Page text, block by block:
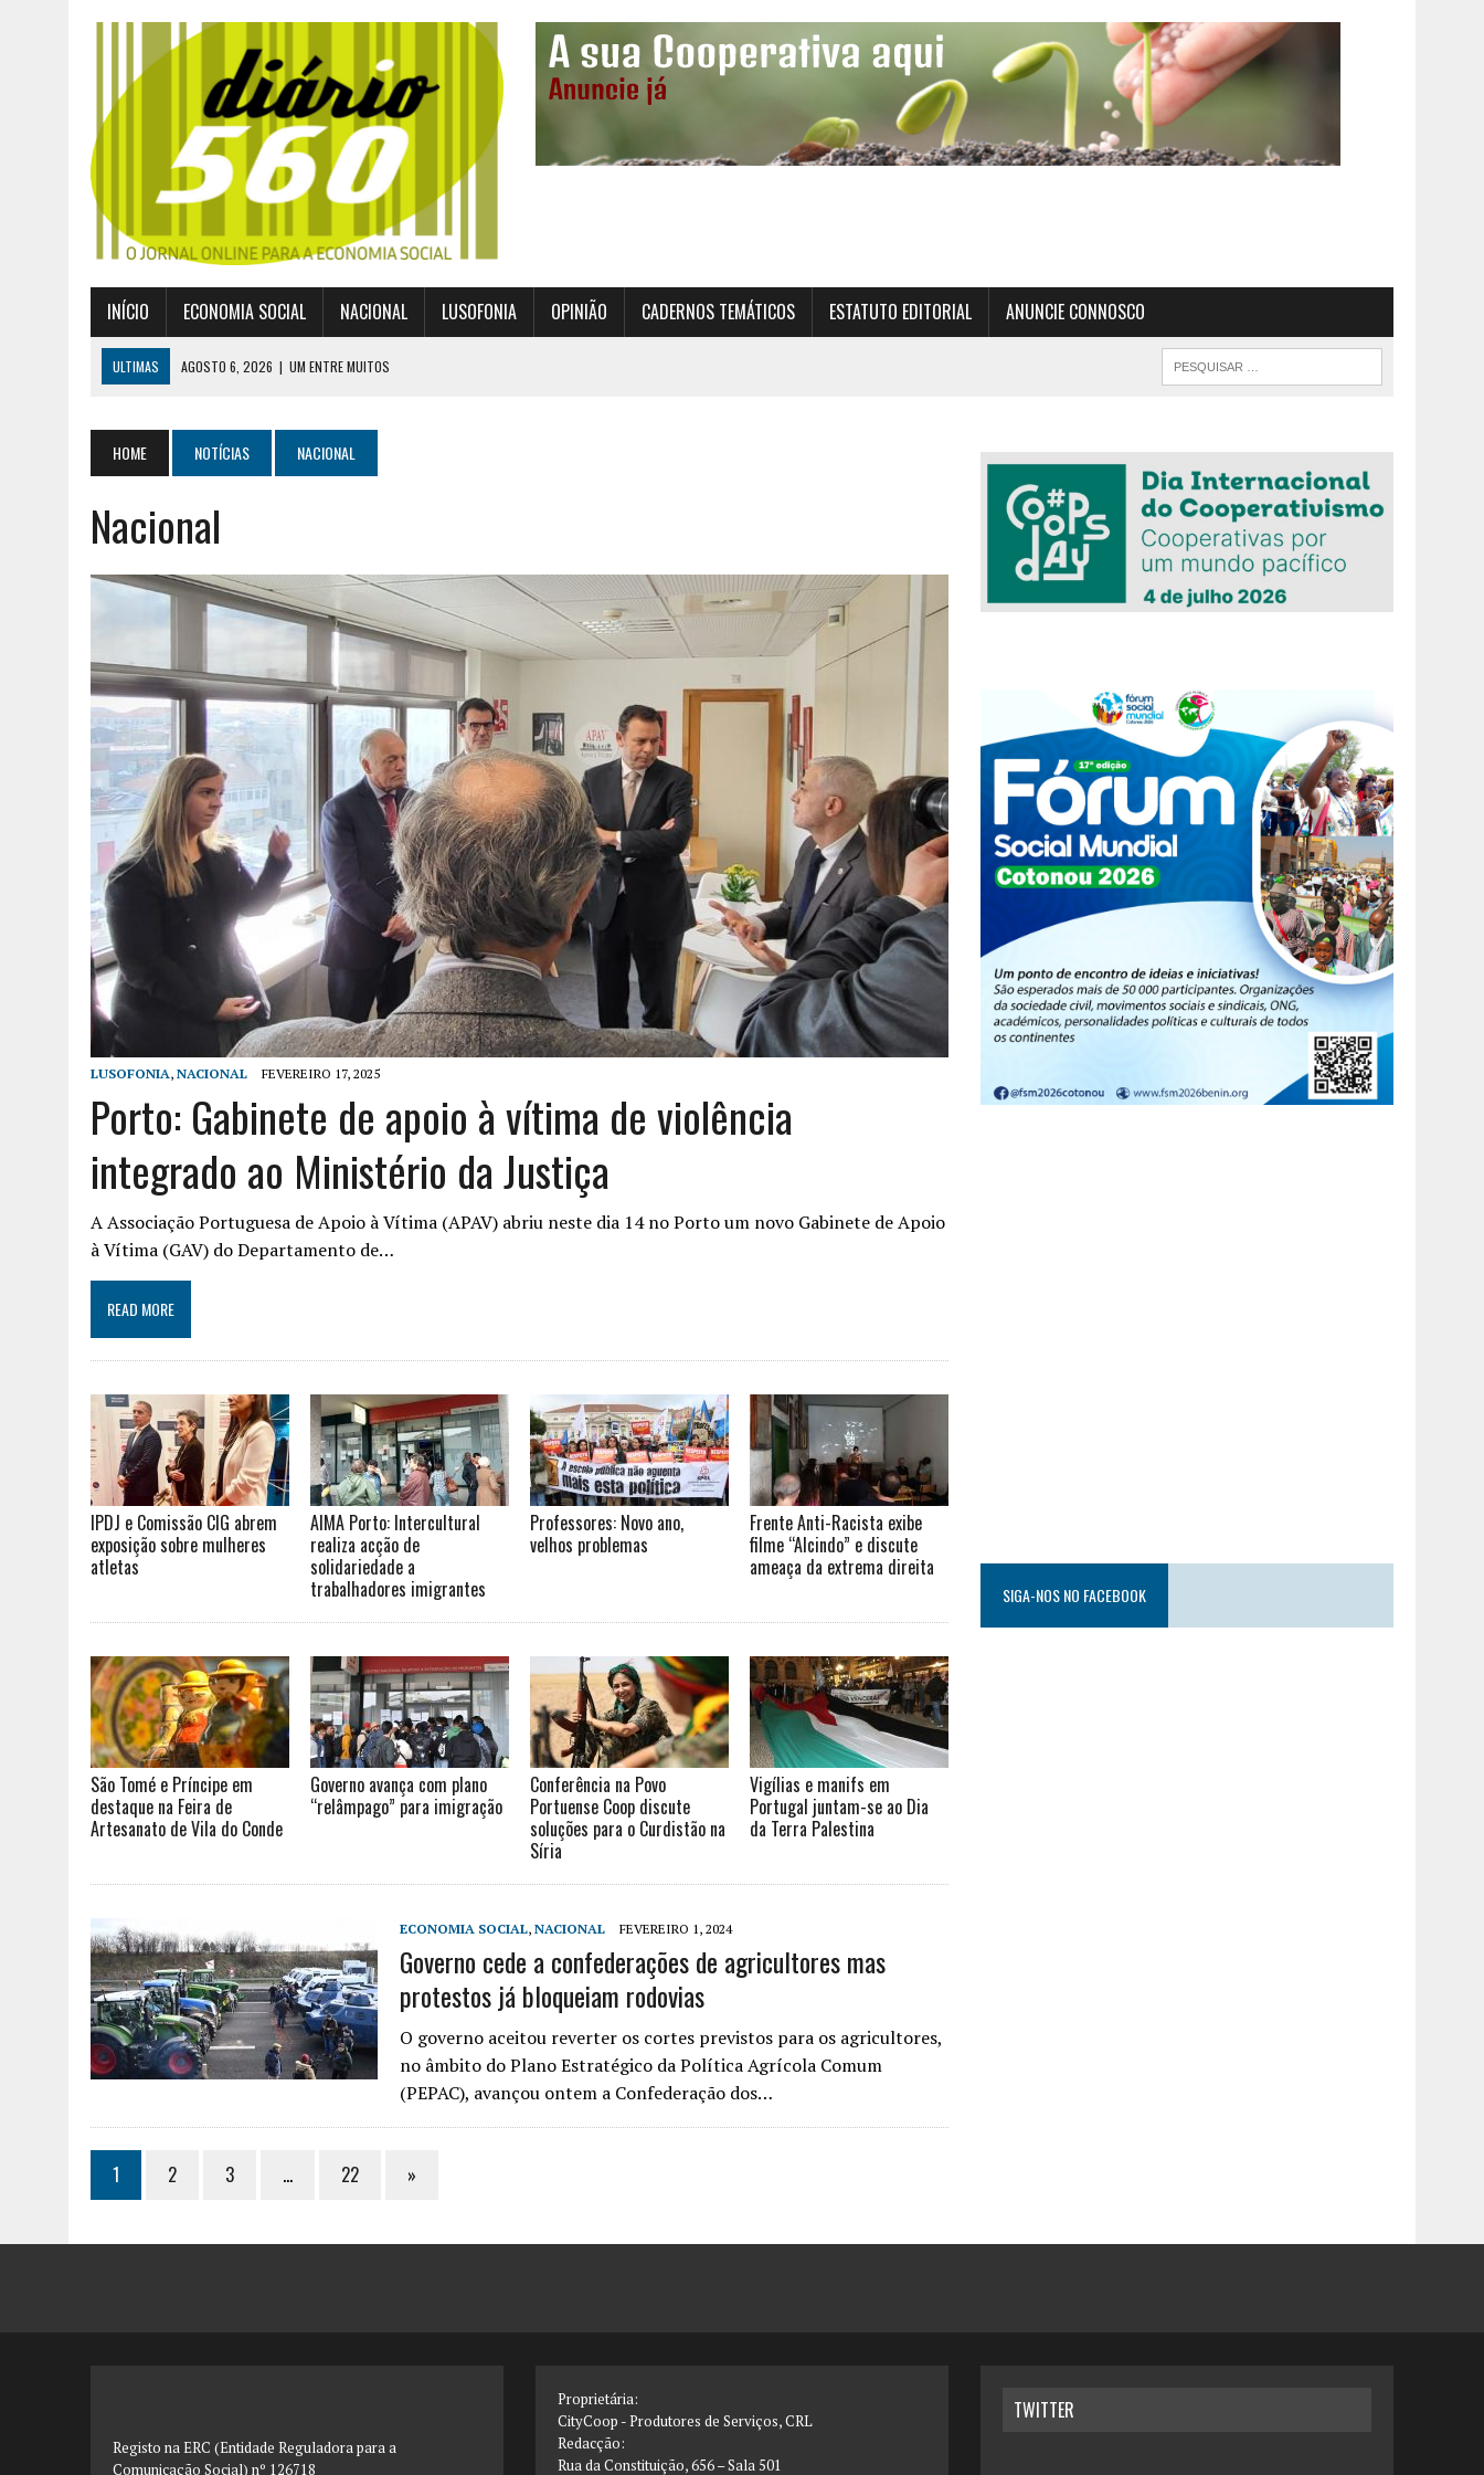
INÍCIO ECONOMIA SOCIAL NACIONAL LUSOFONIA OPINIÃO CADERNOS TEMÁTICOS ESTATUTO EDITORIAL ANUNCIE CONNOSCO
ULTIMAS AGOSTO 6, 2026 | UM ENTRE MUITOS
PUBLICADO POR DECRETO-LEI NOVO ENQUADRAMENTO INSTITUCIONAL DA SUPERVISÃO COOPERATIVA
JULHO 30, 2026 | CASES DIVULGA ÚLTIMOS NÚMEROS DA DIGITALIZAÇÃO DAS COOPERATIVAS CREDENCIADAS
AGOSTO 8, 2026
HOME NOTÍCIAS NACIONAL
Nacional
LUSOFONIA, NACIONAL FEVEREIRO 17, 2025
Porto: Gabinete de apoio à vítima de violência
integrado ao Ministério da Justiça
A Associação Portuguesa de Apoio à Vítima (APAV) abriu neste dia 14 no Porto um novo Gabinete de Apoio
à Vítima (GAV) do Departamento de…
READ MORE
IPDJ e Comissão CIG abrem
exposição sobre mulheres
atletas
AIMA Porto: Intercultural
realiza acção de
solidariedade a
trabalhadores imigrantes
Professores: Novo ano,
velhos problemas
Frente Anti-Racista exibe
filme “Alcindo” e discute
ameaça da extrema direita
São Tomé e Príncipe em
destaque na Feira de
Artesanato de Vila do Conde
Governo avança com plano
“relâmpago” para imigração
Conferência na Povo
Portuense Coop discute
soluções para o Curdistão na
Síria
Vigílias e manifs em
Portugal juntam-se ao Dia
da Terra Palestina
ECONOMIA SOCIAL, NACIONAL FEVEREIRO 1, 2024
Governo cede a confederações de agricultores mas
protestos já bloqueiam rodovias
O governo aceitou reverter os cortes previstos para os agricultores,
no âmbito do Plano Estratégico da Política Agrícola Comum
(PEPAC), avançou ontem a Confederação dos…
1 2 3 … 22 »
SIGA-NOS NO FACEBOOK
Registo na ERC (Entidade Reguladora para a
Comunicação Social) nº 126718
Proprietária:
CityCoop - Produtores de Serviços, CRL
Redacção:
Rua da Constituição, 656 – Sala 501
TWITTER